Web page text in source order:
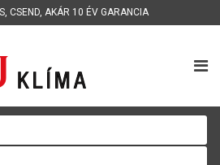
, CSEND, AKÁR 10 ÉV GARANCIA